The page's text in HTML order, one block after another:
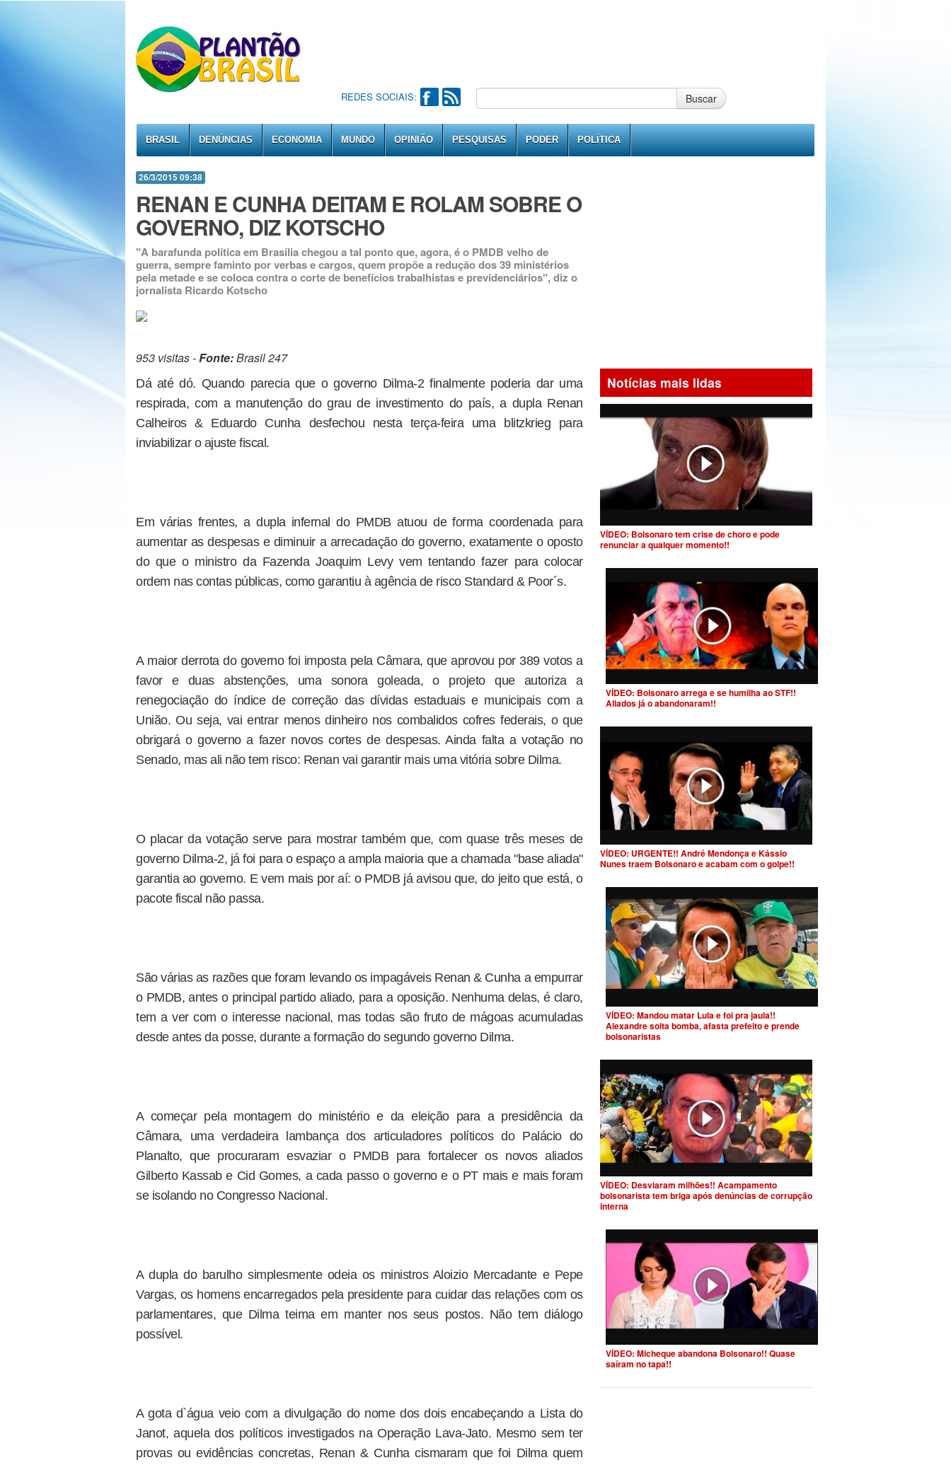
REDES SOCIAIS: Buscar
BRASIL DENÚNCIAS ECONOMIA MUNDO OPINIÃO PESQUISAS PODER POLÍTICA
26/3/2015 09:38
RENAN E CUNHA DEITAM E ROLAM SOBRE O
GOVERNO, DIZ KOTSCHO
"A barafunda política em Brasília chegou a tal ponto que, agora, é o PMDB velho de
guerra, sempre faminto por verbas e cargos, quem propõe a redução dos 39 ministérios
pela metade e se coloca contra o corte de benefícios trabalhistas e previdenciários", diz o
jornalista Ricardo Kotscho
953 visitas -Fonte:Brasil 247
Dá até dó. Quando parecia que o governo Dilma-2 finalmente poderia dar uma
respirada, com a manutenção do grau de investimento do país, a dupla Renan
Calheiros & Eduardo Cunha desfechou nesta terça-feira uma blitzkrieg para
inviabilizar o ajuste fiscal.
Em várias frentes, a dupla infernal do PMDB atuou de forma coordenada para
aumentar as despesas e diminuir a arrecadação do governo, exatamente o oposto
do que o ministro da Fazenda Joaquim Levy vem tentando fazer para colocar
ordem nas contas públicas, como garantiu à agência de risco Standard & Poor´s.
A maior derrota do governo foi imposta pela Câmara, que aprovou por 389 votos a
favor e duas abstenções, uma sonora goleada, o projeto que autoriza a
renegociação do índice de correção das dívidas estaduais e municipais com a
União. Ou seja, vai entrar menos dinheiro nos combalidos cofres federais, o que
obrigará o governo a fazer novos cortes de despesas. Ainda falta a votação no
Senado, mas ali não tem risco: Renan vai garantir mais uma vitória sobre Dilma.
O placar da votação serve para mostrar também que, com quase três meses de
governo Dilma-2, já foi para o espaço a ampla maioria que a chamada "base aliada"
garantia ao governo. E vem mais por aí: o PMDB já avisou que, do jeito que está, o
pacote fiscal não passa.
São várias as razões que foram levando os impagáveis Renan & Cunha a empurrar
o PMDB, antes o principal partido aliado, para a oposição. Nenhuma delas, é claro,
tem a ver com o interesse nacional, mas todas são fruto de mágoas acumuladas
desde antes da posse, durante a formação do segundo governo Dilma.
A começar pela montagem do ministério e da eleição para a presidência da
Câmara, uma verdadeira lambança dos articuladores políticos do Palácio do
Planalto, que procuraram esvaziar o PMDB para fortalecer os novos aliados
Gilberto Kassab e Cid Gomes, a cada passo o governo e o PT mais e mais foram
se isolando no Congresso Nacional.
A dupla do barulho simplesmente odeia os ministros Aloizio Mercadante e Pepe
Vargas, os homens encarregados pela presidente para cuidar das relações com os
parlamentares, que Dilma teima em manter nos seus postos. Não tem diálogo
possível.
A gota d`água veio com a divulgação do nome dos dois encabeçando a Lista do
Janot, aquela dos políticos investigados na Operação Lava-Jato. Mesmo sem ter
provas ou evidências concretas, Renan & Cunha cismaram que foi Dilma quem
Notícias mais lidas
VÍDEO: Bolsonaro tem crise de choro e pode
renunciar a qualquer momento!!
VÍDEO: Bolsonaro arrega e se humilha ao STF!!
Aliados já o abandonaram!!
VÍDEO: URGENTE!! André Mendonça e Kássio
Nunes traem Bolsonaro e acabam com o golpe!!
VÍDEO: Mandou matar Lula e foi pra jaula!!
Alexandre solta bomba, afasta prefeito e prende
bolsonaristas
VÍDEO: Desviaram milhões!! Acampamento
bolsonarista tem briga após denúncias de corrupção
interna
VÍDEO: Micheque abandona Bolsonaro!! Quase
saíram no tapa!!